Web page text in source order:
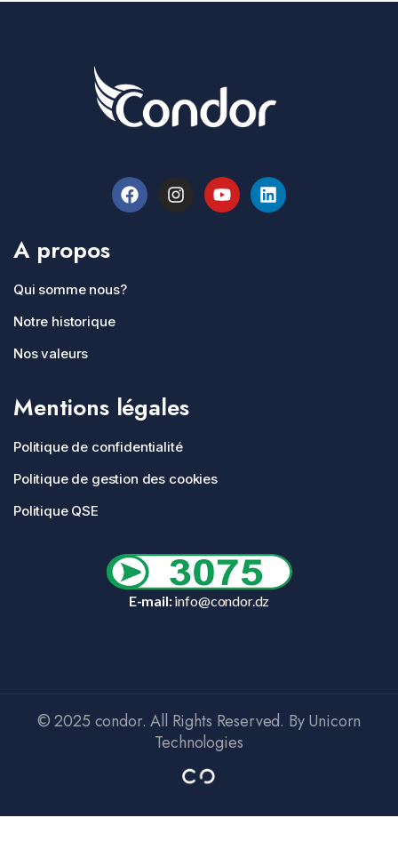
A propos
Qui somme nous?
Notre historique
Nos valeurs
Mentions légales
Politique de confidentialité
Politique de gestion des cookies
Politique QSE
E-mail:info@condor.dz
© 2025 condor. All Rights Reserved. By Unicorn
Technologies